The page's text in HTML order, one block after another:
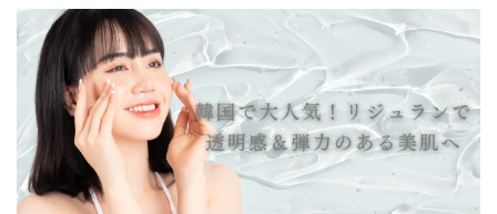
クリニックについて
料金一覧